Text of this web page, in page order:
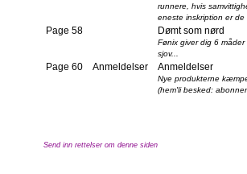
runnere, hvis
eneste inskription er de
Page 58 Dømt som nørd
Fønix giver dig 6
sjov...
Page 60 Anmeldelser Anmeldelser
Nye produkterne
(hem'li besked:
Send inn rettelser om denne siden